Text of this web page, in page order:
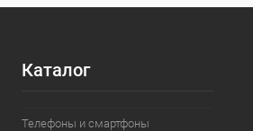
Каталог
Телефоны и смартфоны